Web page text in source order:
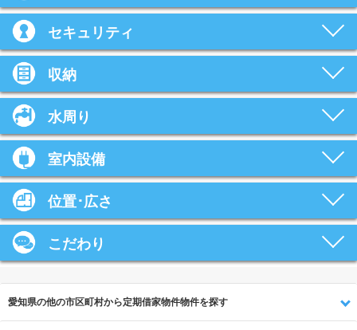
セキュリティ
収納
水周り
室内設備
位置･広さ
こだわり
愛知県の他の市区町村から定期借家物件物件を探す